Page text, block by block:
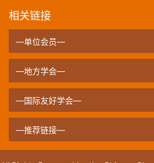
相关链接
—单位会员—
—地方学会—
—国际友好学会—
—推荐链接—